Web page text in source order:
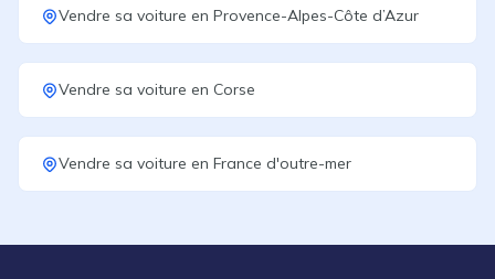
Vendre sa voiture en Provence-Alpes-Côte d’Azur
Vendre sa voiture en Corse
Vendre sa voiture en France d'outre-mer